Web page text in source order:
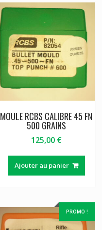
MOULE RCBS CALIBRE 45 FN
500 GRAINS
125,00 €
Ajouter au panier
PROMO !